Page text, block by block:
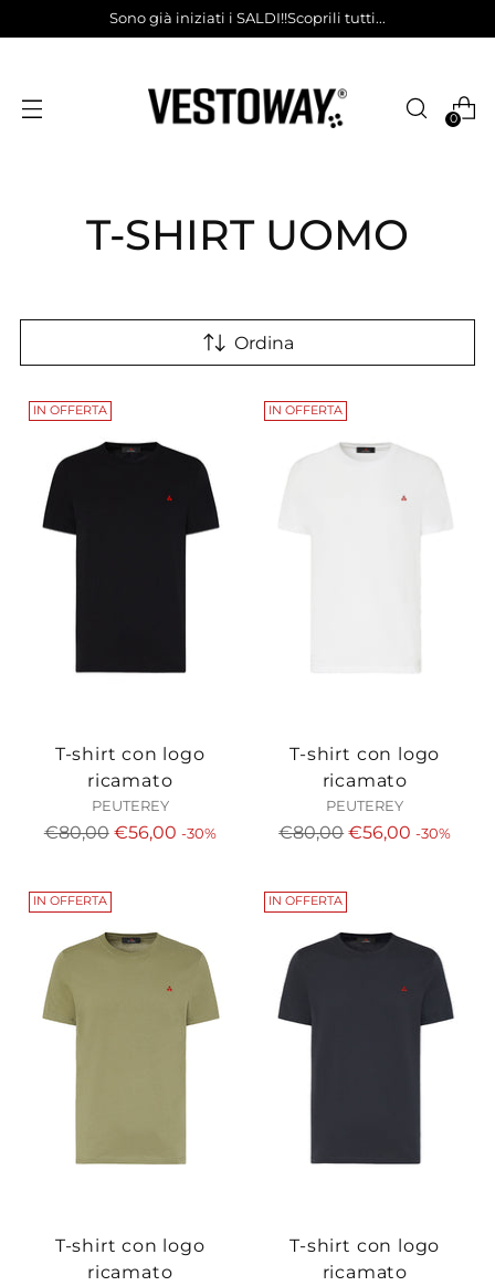
Sono già iniziati i SALDI!!Scoprili tutti...
0
T-SHIRT UOMO
Ordina
IN OFFERTA
T-shirt con logo
ricamato
PEUTEREY
Prezzo
€80,00 €56,00 -30%
IN OFFERTA
T-shirt con logo
ricamato
PEUTEREY
Prezzo
€80,00 €56,00 -30%
IN OFFERTA
T-shirt con logo
ricamato
IN OFFERTA
T-shirt con logo
ricamato